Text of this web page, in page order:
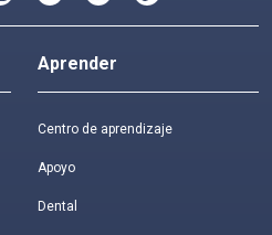
Aprender
Centro de aprendizaje
Apoyo
Dental